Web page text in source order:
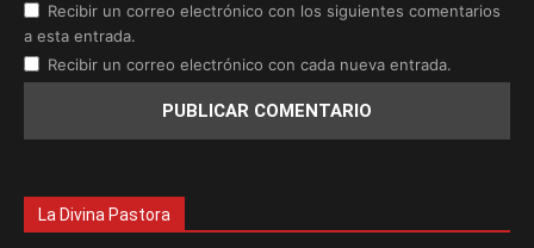
Recibir un correo electrónico con los siguientes comentarios
a esta entrada.
Recibir un correo electrónico con cada nueva entrada.
La Divina Pastora